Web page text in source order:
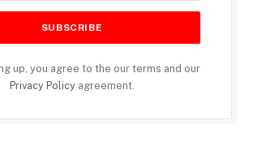
up, you agree to the our terms and our
Privacy Policyagreement.